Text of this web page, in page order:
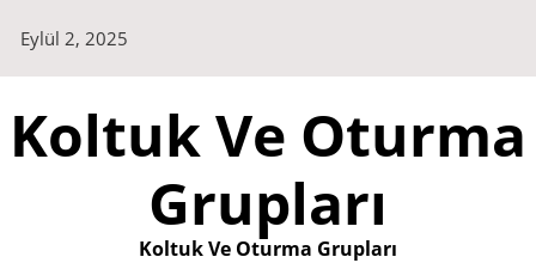
content
Eylül 2, 2025
Koltuk Ve Oturma
Grupları
Koltuk Ve Oturma Grupları